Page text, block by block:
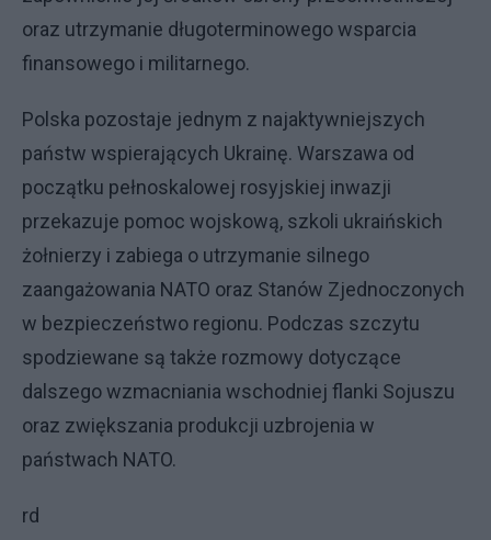
oraz utrzymanie długoterminowego wsparcia
finansowego i militarnego.
Polska pozostaje jednym z najaktywniejszych
państw wspierających Ukrainę. Warszawa od
początku pełnoskalowej rosyjskiej inwazji
przekazuje pomoc wojskową, szkoli ukraińskich
żołnierzy i zabiega o utrzymanie silnego
zaangażowania NATO oraz Stanów Zjednoczonych
w bezpieczeństwo regionu. Podczas szczytu
spodziewane są także rozmowy dotyczące
dalszego wzmacniania wschodniej flanki Sojuszu
oraz zwiększania produkcji uzbrojenia w
państwach NATO.
rd